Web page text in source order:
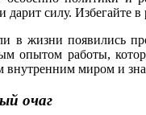
силу.
в жизни появились
опытом работы,
внутренним миром и
очаг